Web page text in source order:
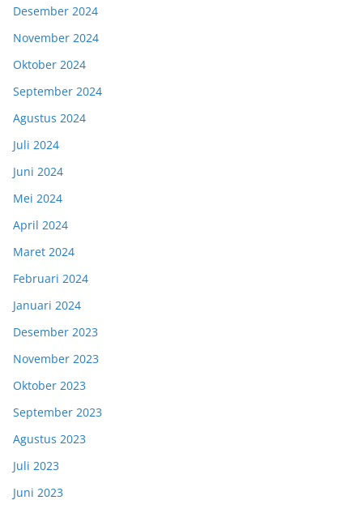
Desember 2024
November 2024
Oktober 2024
September 2024
Agustus 2024
Juli 2024
Juni 2024
Mei 2024
April 2024
Maret 2024
Februari 2024
Januari 2024
Desember 2023
November 2023
Oktober 2023
September 2023
Agustus 2023
Juli 2023
Juni 2023